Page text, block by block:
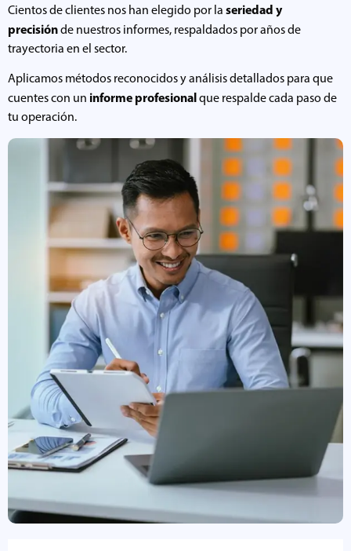
Cientos de clientes nos han elegido por la seriedad y
precisiónde nuestros informes, respaldados por años de
trayectoria en el sector.
Aplicamos métodos reconocidos y análisis detallados para que
cuentes con un informe profesionalque respalde cada paso de
tu operación.